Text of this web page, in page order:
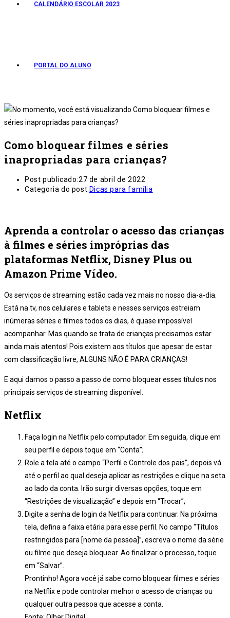
CALENDÁRIO ESCOLAR 2023
PORTAL DO ALUNO
Como bloquear filmes e séries
inapropriadas para crianças?
Post publicado:27 de abril de 2022
Categoria do post: Dicas para família
Aprenda a controlar o acesso das crianças
à filmes e séries impróprias das
plataformas Netflix, Disney Plus ou
Amazon Prime Vídeo.
Os serviços de streaming estão cada vez mais no nosso dia-a-dia.
Está na tv, nos celulares e tablets e nesses serviços estreiam
inúmeras séries e filmes todos os dias, é quase impossível
acompanhar. Mas quando se trata de crianças precisamos estar
ainda mais atentos! Pois existem aos títulos que apesar de estar
com classificação livre, ALGUNS NÃO É PARA CRIANÇAS!
E aqui damos o passo a passo de como bloquear esses títulos nos
principais serviços de streaming disponível.
Netflix
Faça login na Netflix pelo computador. Em seguida, clique em
seu perfil e depois toque em “Conta”;
Role a tela até o campo “Perfil e Controle dos pais”, depois vá
até o perfil ao qual deseja aplicar as restrições e clique na seta
ao lado da conta. Irão surgir diversas opções, toque em
“Restrições de visualização” e depois em “Trocar”;
Digite a senha de login da Netflix para continuar. Na próxima
tela, defina a faixa etária para esse perfil. No campo “Títulos
restringidos para [nome da pessoa]”, escreva o nome da série
ou filme que deseja bloquear. Ao finalizar o processo, toque
em “Salvar”.
Prontinho! Agora você já sabe como bloquear filmes e séries
na Netflix e pode controlar melhor o acesso de crianças ou
qualquer outra pessoa que acesse a conta.